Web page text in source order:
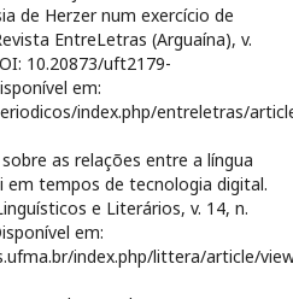
de Herzer num exercício de
EntreLetras (Arguaína), v.
10.20873/uft2179-
em:
index.php/entreletras/
as relações entre a língua
tempos de tecnologia digital.
e Literários, v. 14, n.
em:
index.php/littera/article/